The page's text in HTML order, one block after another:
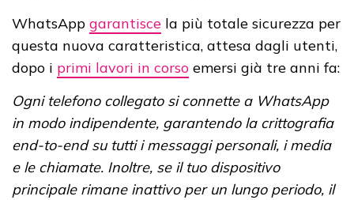
WhatsApp garantisce la più totale sicurezza per
questa nuova caratteristica, attesa dagli utenti,
dopo i primi lavori in corso emersi già tre anni fa:
Ogni telefono collegato si connette a WhatsApp
in modo indipendente, garantendo la crittografia
end-to-end su tutti i messaggi personali, i media
e le chiamate. Inoltre, se il tuo dispositivo
principale rimane inattivo per un lungo periodo, il